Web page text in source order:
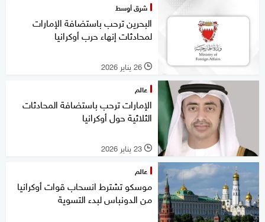
شرق أوسط
البحرين ترحب باستضافة الإمارات
لمحادثات إنهاء حرب أوكرانيا
l 26 يناير 2026
عالم
الإمارات ترحب باستضافة المحادثات
الثلاثية حول أوكرانيا
l 23 يناير 2026
عالم
موسكو تشترط انسحاب قوات أوكرانيا
من الدونباس لبدء التسوية